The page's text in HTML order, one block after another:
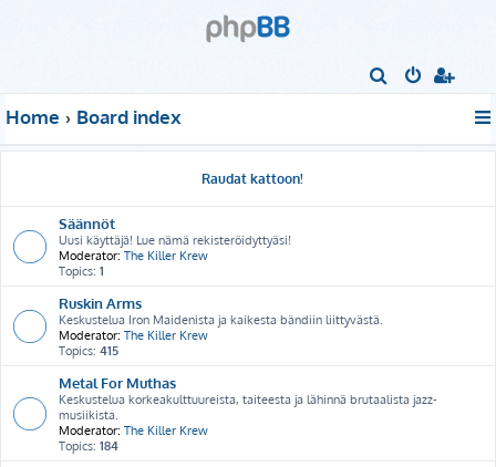
r
h
Home Board index
Raudat kattoon!
Säännöt
Uusi käyttäjä! Lue nämä rekisteröidyttyäsi!
Moderator: The Killer Krew
Topics: 1
Ruskin Arms
Keskustelua Iron Maidenista ja kaikesta bändiin liittyvästä.
Moderator: The Killer Krew
Topics: 415
Metal For Muthas
Keskustelua korkeakulttuureista, taiteesta ja lähinnä brutaalista jazz-
musiikista.
Moderator: The Killer Krew
Topics: 184